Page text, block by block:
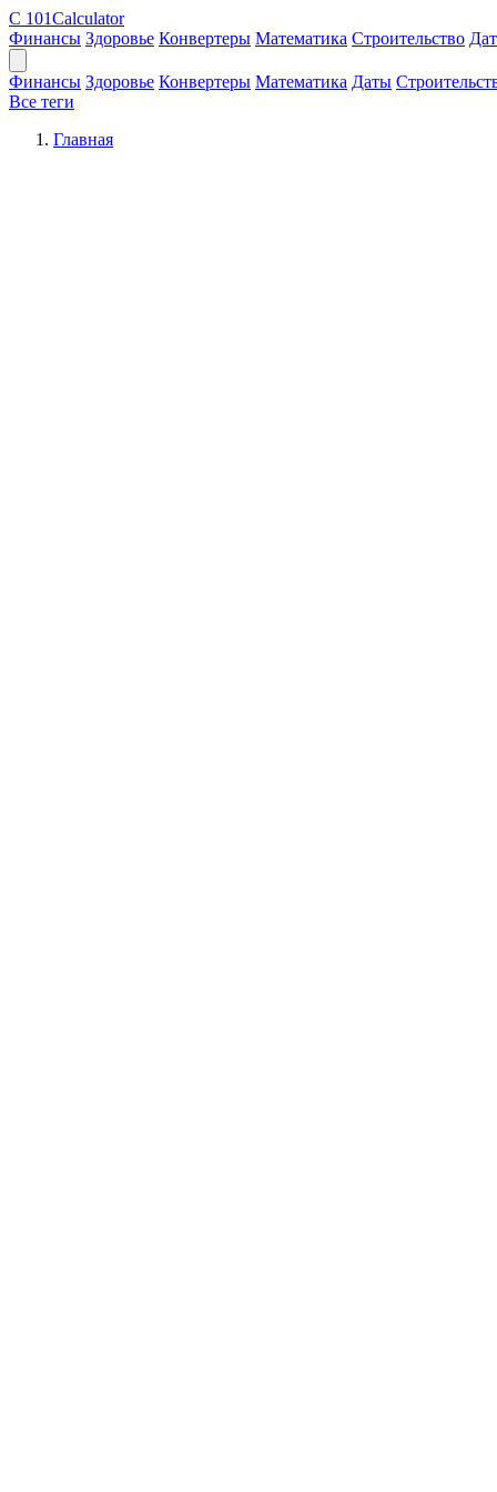
C 101Calculator
Финансы Здоровье Конвертеры Математика Строительство
Финансы Здоровье Конвертеры Математика Даты
Все теги
Главная